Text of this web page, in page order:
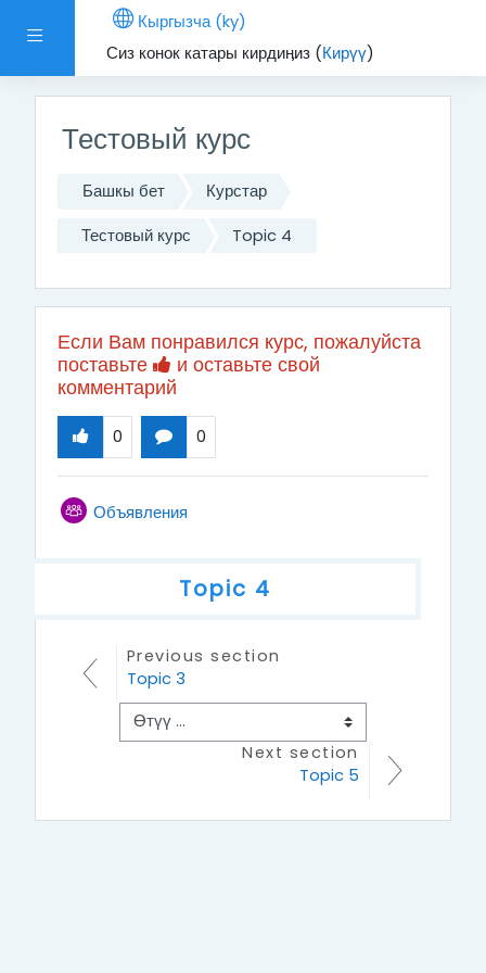
Side panel
Кыргызча ‎(ky)‎
Сиз конок катары кирдиӊиз (Кирүү)
Негизги мазмунга өтүү
Тестовый курс
Башкы бет Курстар
Тестовый курс Topic 4
Если Вам понравился курс, пожалуйста
поставьте
и оставьте свой
комментарий
0 0
Негизги
ОбъявленияФорум
Topic 4
Topic 4Previous section
Topic 3
Next section
Topic 5